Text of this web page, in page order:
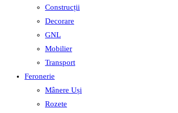
Construcții
Decorare
GNL
Mobilier
Transport
Feronerie
Mânere Uși
Rozete